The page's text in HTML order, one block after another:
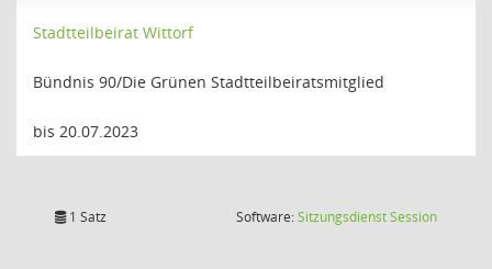
Stadtteilbeirat Wittorf
Bündnis 90/Die Grünen Stadtteilbeiratsmitglied
bis 20.07.2023
1 Satz Software:SitzungsdienstSession(Wird in